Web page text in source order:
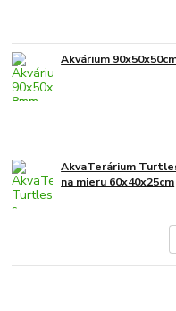
Akvárium
AkvaTerárium
na mieru 60x40x25cm